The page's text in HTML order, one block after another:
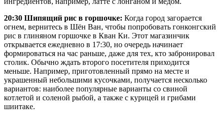
20:30 Шипящий рис в горшочке: Когда город загорается
огнем, вернитесь в Шён Ван, чтобы попробовать гонконгский
рис в глиняном горшочке в Кван Ки. Этот магазинчик
открывается ежедневно в 17:30, но очередь начинает
формироваться на час раньше, даже для тех, кто забронировал
столик. Обычно ждать второго посетителя приходится
меньше. Например, приготовленный прямо на месте и
украшенный небольшими кусочками, получается несколько
вариантов: наиболее популярные варианты со свиной
котлетой и соленой рыбой, а также с курицей и грибами
шиитаке.